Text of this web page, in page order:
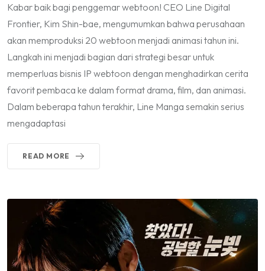
Kabar baik bagi penggemar webtoon! CEO Line Digital
Frontier, Kim Shin-bae, mengumumkan bahwa perusahaan
akan memproduksi 20 webtoon menjadi animasi tahun ini.
Langkah ini menjadi bagian dari strategi besar untuk
memperluas bisnis IP webtoon dengan menghadirkan cerita
favorit pembaca ke dalam format drama, film, dan animasi.
Dalam beberapa tahun terakhir, Line Manga semakin serius
mengadaptasi
READ MORE